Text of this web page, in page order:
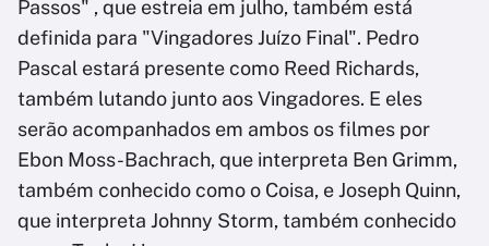
Passos" , que estreia em julho, também está
definida para "Vingadores Juízo Final". Pedro
Pascal estará presente como Reed Richards,
também lutando junto aos Vingadores. E eles
serão acompanhados em ambos os filmes por
Ebon Moss-Bachrach, que interpreta Ben Grimm,
também conhecido como o Coisa, e Joseph Quinn,
que interpreta Johnny Storm, também conhecido